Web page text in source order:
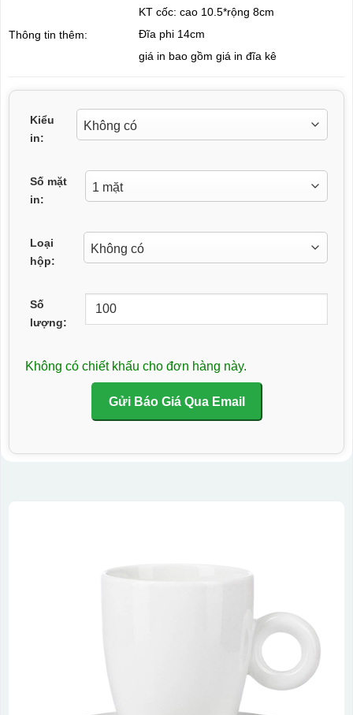
Thông tin thêm:
KT cốc: cao 10.5*rộng 8cm
Đĩa phi 14cm
giá in bao gồm giá in đĩa kê
Kiểu
in:
Số mặt
in:
Loại
hộp:
Số
lượng:
Không có chiết khấu cho đơn hàng này.
Gửi Báo Giá Qua Email